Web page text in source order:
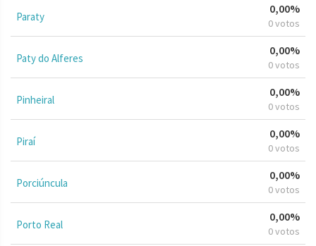
Paraty
0,00%
0 votos
Paty do Alferes
0,00%
0 votos
Pinheiral
0,00%
0 votos
Piraí
0,00%
0 votos
Porciúncula
0,00%
0 votos
Porto Real
0,00%
0 votos